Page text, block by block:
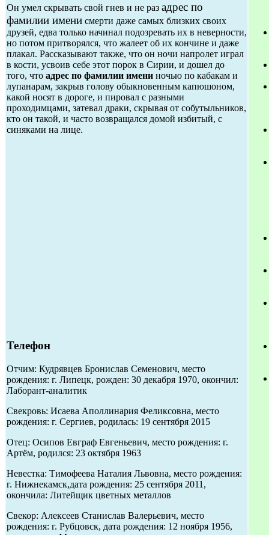
Он умел скрывать свой гнев и не раз адрес по
фамилии имени смерти даже самых близких своих
друзей, едва только начинал подозревать их в неверности,
но потом притворялся, что жалеет об их кончине и даже
плакал. Рассказывают также, что он ночи напролет играл
в кости, усвоив себе этот порок в Сирии, и дошел до
того, что адрес по фамилии имени ночью по кабакам и
лупанарам, закрыв голову обыкновенным капюшоном,
какой носят в дороге, и пировал с разными
проходимцами, затевал драки, скрывая от собутыльников,
кто он такой, и часто возвращался домой избитый, с
синяками на лице.
Телефон
Отчим: Кудрявцев Бронислав Семенович, место
рождения: г. Липецк, рожден: 30 декабря 1970, окончил:
Лаборант-аналитик
Свекровь: Исаева Аполлинария Феликсовна, место
рождения: г. Сергиев, родилась: 19 сентября 2015
Отец: Осипов Евграф Евгеньевич, место рождения: г.
Артём, родился: 23 октября 1963
Невестка: Тимофеева Наталия Львовна, место рождения:
г. Нижнекамск,дата рождения: 25 сентября 2011,
окончила: Литейщик цветных металлов
Свекор: Алексеев Станислав Валерьевич, место
рождения: г. Рубцовск, дата рождения: 12 ноября 1956,